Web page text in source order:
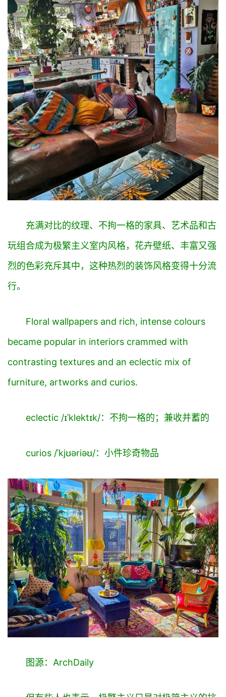
充满对比的纹理、不拘一格的家具、艺术品和古
玩组合成为极繁主义室内风格，花卉壁纸、丰富又强
烈的色彩充斥其中，这种热烈的装饰风格变得十分流
行。
Floral wallpapers and rich, intense colours
became popular in interiors crammed with
contrasting textures and an eclectic mix of
furniture, artworks and curios.
eclectic /ɪˈklektɪk/：不拘一格的；兼收并蓄的
curios /ˈkjʊəriəʊ/：小件珍奇物品
图源：ArchDaily